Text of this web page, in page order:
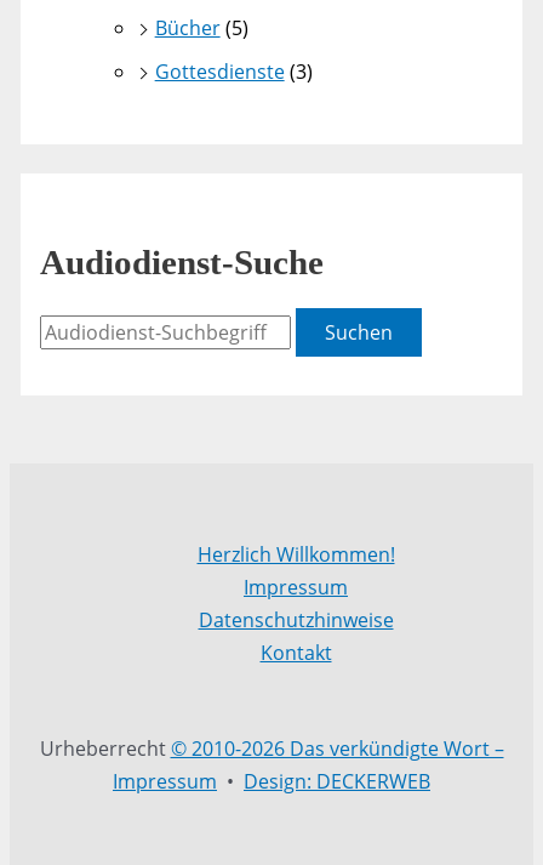
Bücher(5)
Gottesdienste(3)
Audiodienst-Suche
Suchen
Herzlich Willkommen!
Impressum
Datenschutzhinweise
Kontakt
Urheberrecht© 2010-2026 Das verkündigte Wort –
Impressum • Design: DECKERWEB